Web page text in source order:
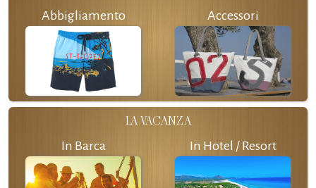
Abbigliamento Accessori
LA VACANZA
In Barca In Hotel / Resort